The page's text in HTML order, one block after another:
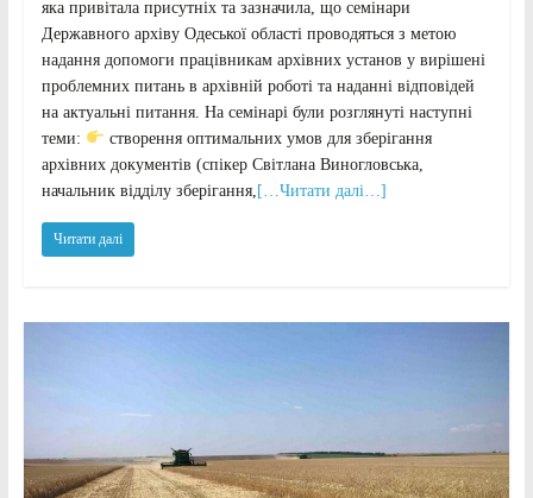
яка привітала присутніх та зазначила, що семінари
Державного архіву Одеської області проводяться з метою
надання допомоги працівникам архівних установ у вирішені
проблемних питань в архівній роботі та наданні відповідей
на актуальні питання. На семінарі були розглянуті наступні
теми:
створення оптимальних умов для зберігання
архівних документів (спікер Світлана Виногловська,
начальник відділу зберігання, […Читати далі…]
Читати далі